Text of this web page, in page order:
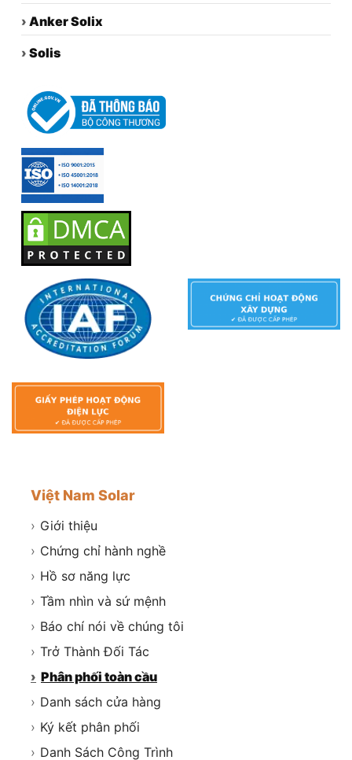
› Anker Solix
› Solis
Việt Nam Solar
› Giới thiệu
› Chứng chỉ hành nghề
› Hồ sơ năng lực
› Tầm nhìn và sứ mệnh
› Báo chí nói về chúng tôi
› Trở Thành Đối Tác
› Phân phối toàn cầu
› Danh sách cửa hàng
› Ký kết phân phối
› Danh Sách Công Trình